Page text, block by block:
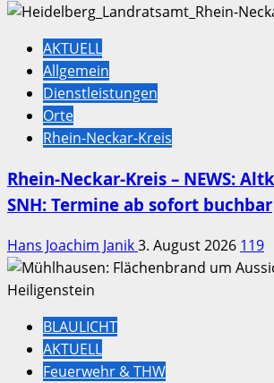
AKTUELL
Allgemein
Dienstleistungen
Orte
Rhein-Neckar-Kreis
Rhein-Neckar-Kreis – NEWS:
SNH: Termine ab sofort buchbar
Hans Joachim Janik3. August 2026 119
BLAULICHT
AKTUELL
Feuerwehr & THW